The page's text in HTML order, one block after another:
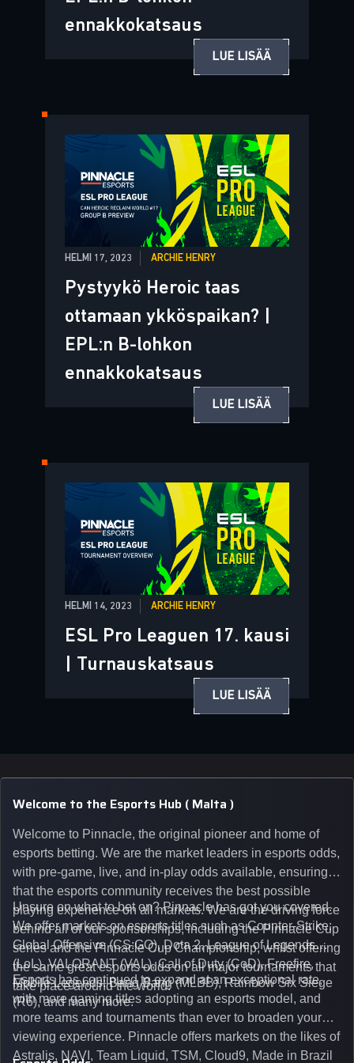
ennakkokatsaus
LUE LISÄÄ
HELMI 17, 2023 ARCHIE HENRY
Pystyykö Heroic taas
ottamaan ykköspaikan? |
EPL:n B-lohkon
ennakkokatsaus
LUE LISÄÄ
HELMI 14, 2023 ARCHIE HENRY
ESL Pro Leaguen 17. kausi
| Turnauskatsaus
LUE LISÄÄ
Welcome to the Esports Hub ( Malta )
Welcome to Pinnacle, the original pioneer and home of
esports betting. We are the market leaders in esports odds,
with pre-game, live, and in-play odds available, ensuring
that the esports community receives the best possible
playing experience on all markets. We are the driving force
behind all of our sponsorships, including the Pinnacle Cup
series and the Pinnacle Cup Championship, whilst offering
the same great esports odds on all major tournaments that
take place around the world.
Unsure on what to bet on? Pinnacle has got you covered.
We offer markets on esports titles such as Counter-Strike:
Global Offensive (CS:GO), Dota 2, League of Legends
(LoL), VALORANT (VAL), Call of Duty (CoD), Freefire,
Mobile Legends: Bang Bang (MLBB), Rainbow Six Siege
(R6), and many more.
Esports has continued to expand at an exceptional rate,
with more gaming titles adopting an esports model, and
more teams and tournaments than ever to broaden your
viewing experience. Pinnacle offers markets on the likes of
Astralis, NAVI, Team Liquid, TSM, Cloud9, Made in Brazil